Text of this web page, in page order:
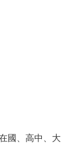
國、高中、大